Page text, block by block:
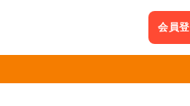
会員登